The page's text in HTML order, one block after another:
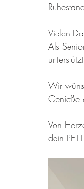
Vielen
Als
Wir
Genieße
Von
dein